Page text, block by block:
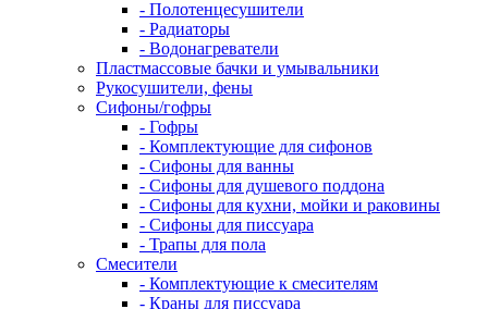
- Полотенцесушители
- Радиаторы
- Водонагреватели
Пластмассовые бачки и умывальники
Рукосушители, фены
Сифоны/гофры
- Гофры
- Комплектующие для сифонов
- Сифоны для ванны
- Сифоны для душевого поддона
- Сифоны для кухни, мойки и раковины
- Сифоны для писсуара
- Трапы для пола
Смесители
- Комплектующие к смесителям
- Краны для писсуара